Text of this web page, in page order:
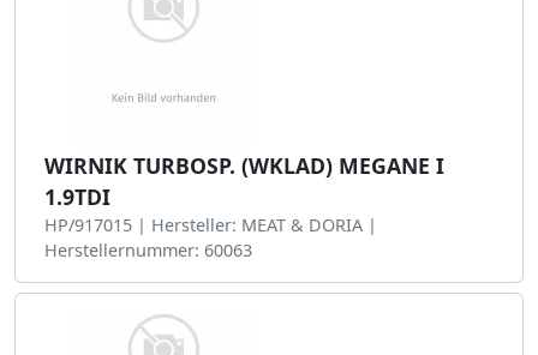
WIRNIK TURBOSP. (WKLAD) MEGANE I
1.9TDI
HP/917015 | Hersteller: MEAT & DORIA |
Herstellernummer: 60063